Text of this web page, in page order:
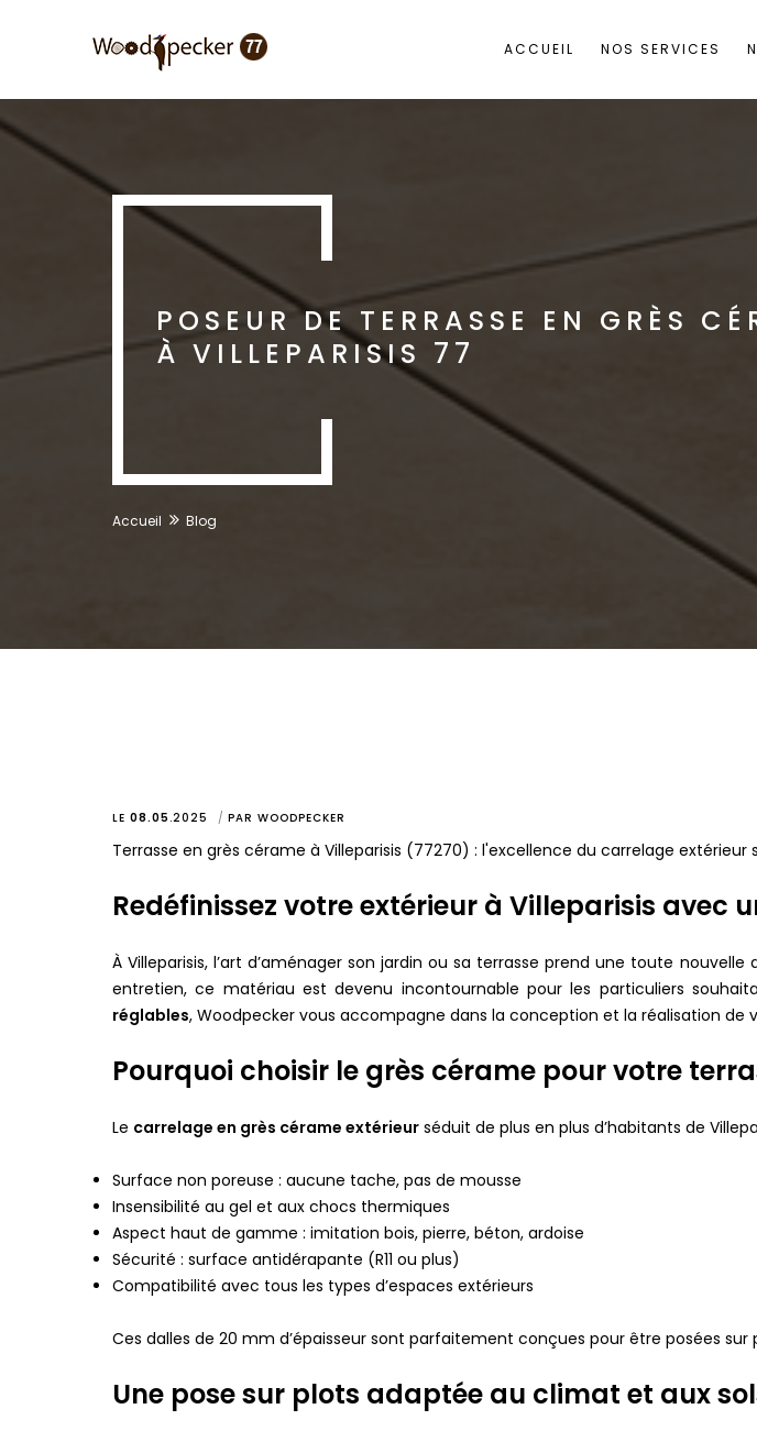
ACCUEIL NOS SERVICES
POSEUR DE TERRASSE EN GRÈS
À VILLEPARISIS 77
Accueil Blog
LE 08.05 .2025 PAR WOODPECKER
Terrasse en grès cérame à Villeparisis (77270) : l'excellence du carrelage extérieur
Redéfinissez votre extérieur à Villeparisis avec
À Villeparisis, l’art d’aménager son jardin ou sa terrasse prend une toute nouvelle
entretien, ce matériau est devenu incontournable pour les particuliers
réglables, Woodpecker vous accompagne dans la conception et la réalisation de
Pourquoi choisir le grès cérame pour votre
Le carrelage en grès cérame extérieur séduit de plus en plus d’habitants de
Surface non poreuse : aucune tache, pas de mousse
Insensibilité au gel et aux chocs thermiques
Aspect haut de gamme : imitation bois, pierre, béton, ardoise
Sécurité : surface antidérapante (R11 ou plus)
Compatibilité avec tous les types d’espaces extérieurs
Ces dalles de 20 mm d’épaisseur sont parfaitement conçues pour être posées
Une pose sur plots adaptée au climat et aux